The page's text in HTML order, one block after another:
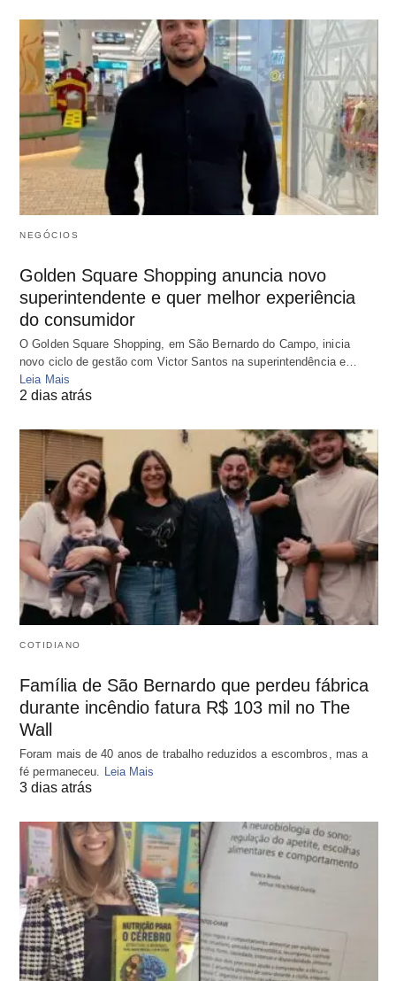
NEGÓCIOS
Golden Square Shopping anuncia novo
superintendente e quer melhor experiência
do consumidor
O Golden Square Shopping, em São Bernardo do Campo, inicia
novo ciclo de gestão com Victor Santos na superintendência e…
Leia Mais
2 dias atrás
COTIDIANO
Família de São Bernardo que perdeu fábrica
durante incêndio fatura R$ 103 mil no The
Wall
Foram mais de 40 anos de trabalho reduzidos a escombros, mas a
fé permaneceu. Leia Mais
3 dias atrás